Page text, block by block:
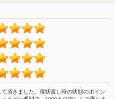
頂きました。現状渡し時の状態のポイン